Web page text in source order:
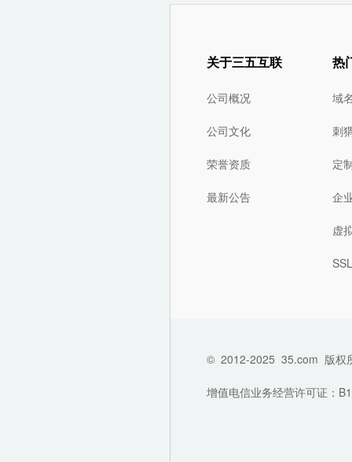
关于三五互联
公司概况
公司文化
荣誉资质
最新公告
热
域
刺
定
企
虚
© 2012-2025 35.com 版权
增值电信业务经营许可证：